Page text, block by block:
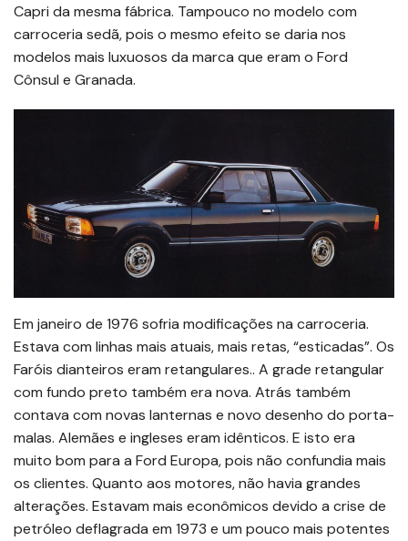
Capri da mesma fábrica. Tampouco no modelo com
carroceria sedã, pois o mesmo efeito se daria nos
modelos mais luxuosos da marca que eram o Ford
Cônsul e Granada.
Em janeiro de 1976 sofria modificações na carroceria.
Estava com linhas mais atuais, mais retas, “esticadas”. Os
Faróis dianteiros eram retangulares.. A grade retangular
com fundo preto também era nova. Atrás também
contava com novas lanternas e novo desenho do porta-
malas. Alemães e ingleses eram idênticos. E isto era
muito bom para a Ford Europa, pois não confundia mais
os clientes. Quanto aos motores, não havia grandes
alterações. Estavam mais econômicos devido a crise de
petróleo deflagrada em 1973 e um pouco mais potentes